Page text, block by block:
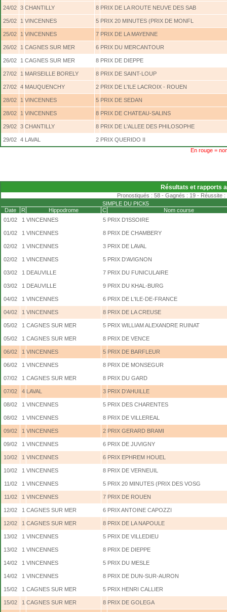
24/02 3 CHANTILLY 8 PRIX DE LA ROUTE NEUVE DES SAB
25/02 1 VINCENNES 5 PRIX 20 MINUTES (PRIX DE MONFL
25/02 1 VINCENNES 7 PRIX DE LA MAYENNE
26/02 1 CAGNES SUR MER 6 PRIX DU MERCANTOUR
26/02 1 CAGNES SUR MER 8 PRIX DE DIEPPE
27/02 1 MARSEILLE BORELY 8 PRIX DE SAINT-LOUP
27/02 4 MAUQUENCHY 2 PRIX DE L'ILE LACROIX - ROUEN
28/02 1 VINCENNES 5 PRIX DE SEDAN
28/02 1 VINCENNES 8 PRIX DE CHATEAU-SALINS
29/02 3 CHANTILLY 8 PRIX DE L'ALLEE DES PHILOSOPHE
29/02 4 LAVAL 2 PRIX QUERIDO II
En rouge =
Résultats et rapports
Pronostiqués : 58 - Gagnés : 19 - Réussite
SIMPLE DU PICK5
Date
R Hippodrome C
Nom course
01/02
1 VINCENNES 5 PRIX D'ISSOIRE
01/02 1 VINCENNES 8 PRIX DE CHAMBERY
02/02 1 VINCENNES 3 PRIX DE LAVAL
02/02 1 VINCENNES 5 PRIX D'AVIGNON
03/02 1 DEAUVILLE 7 PRIX DU FUNICULAIRE
03/02 1 DEAUVILLE 9 PRIX DU KHAL-BURG
04/02 1 VINCENNES 6 PRIX DE L'ILE-DE-FRANCE
04/02 1 VINCENNES 8 PRIX DE LA CREUSE
05/02 1 CAGNES SUR MER 5 PRIX WILLIAM ALEXANDRE RUINAT
05/02 1 CAGNES SUR MER 8 PRIX DE VENCE
06/02 1 VINCENNES 5 PRIX DE BARFLEUR
06/02 1 VINCENNES 8 PRIX DE MONSEGUR
07/02 1 CAGNES SUR MER 8 PRIX DU GARD
07/02 4 LAVAL 3 PRIX D'AHUILLE
08/02 1 VINCENNES 5 PRIX DES CHARENTES
08/02 1 VINCENNES 8 PRIX DE VILLEREAL
09/02 1 VINCENNES 2 PRIX GERARD BRAMI
09/02 1 VINCENNES 6 PRIX DE JUVIGNY
10/02 1 VINCENNES 6 PRIX EPHREM HOUEL
10/02 1 VINCENNES 8 PRIX DE VERNEUIL
11/02 1 VINCENNES 5 PRIX 20 MINUTES (PRIX DES VOSG
11/02 1 VINCENNES 7 PRIX DE ROUEN
12/02 1 CAGNES SUR MER 6 PRIX ANTOINE CAPOZZI
12/02 1 CAGNES SUR MER 8 PRIX DE LA NAPOULE
13/02 1 VINCENNES 5 PRIX DE VILLEDIEU
13/02 1 VINCENNES 8 PRIX DE DIEPPE
14/02 1 VINCENNES 5 PRIX DU MESLE
14/02 1 VINCENNES 8 PRIX DE DUN-SUR-AURON
15/02 1 CAGNES SUR MER 5 PRIX HENRI CALLIER
15/02 1 CAGNES SUR MER 8 PRIX DE GOLEGA